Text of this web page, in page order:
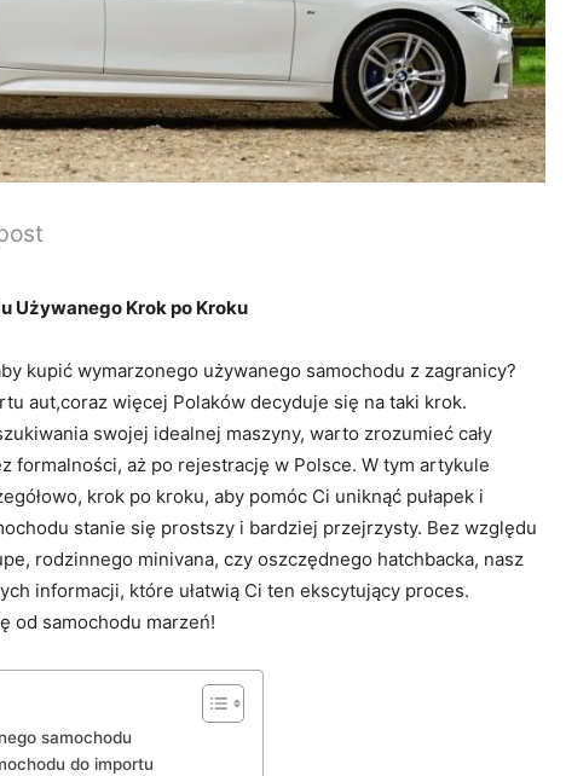
Używanego Krok po Kroku
kupić wymarzonego używanego samochodu z zagranicy?
aut,coraz więcej Polaków decyduje się na taki krok.
swojej idealnej maszyny, warto zrozumieć cały
formalności, aż po rejestrację w Polsce. W tym artykule
krok po kroku, aby pomóc Ci uniknąć pułapek i
stanie się prostszy i bardziej przejrzysty. Bez względu
rodzinnego minivana, czy oszczędnego hatchbacka, nasz
informacji, które ułatwią Ci ten ekscytujący proces.
od samochodu marzeń!
samochodu
do importu